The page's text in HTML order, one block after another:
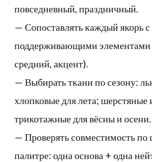
повседневный, праздничный.
— Сопоставлять каждый якорь
поддерживающими
средний, акцент).
— Выбирать ткани по сезону:
хлопковые для лета; шерстяные
трикотажные для вёсны и осени.
— Проверять совместимость по
палитре: одна основа + одна